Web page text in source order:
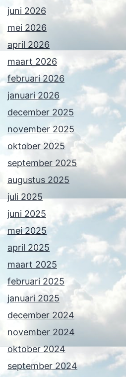
juni 2026
mei 2026
april 2026
maart 2026
februari 2026
januari 2026
december 2025
november 2025
oktober 2025
september 2025
augustus 2025
juli 2025
juni 2025
mei 2025
april 2025
maart 2025
februari 2025
januari 2025
december 2024
november 2024
oktober 2024
september 2024